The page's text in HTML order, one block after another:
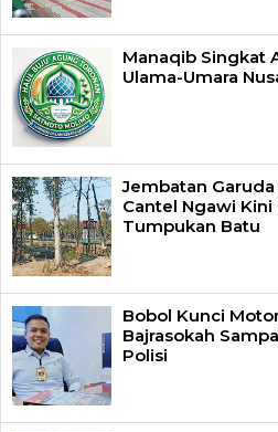
Manaqib Singkat
Ulama-Umara
Jembatan
Cantel Ngawi
Tumpukan Batu
Bobol Kunci
Bajrasokah
Polisi